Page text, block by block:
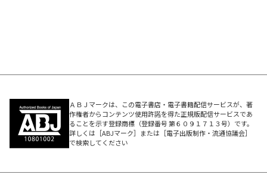
ＡＢＪマークは、この電子書店・電子書籍配信サービスが、著
作権者からコンテンツ使用許諾を得た正規版配信サービスであ
ることを示す登録商標（登録番号 第６０９１７１３号）です。
詳しくは［ABJマーク］または［電子出版制作・流通協議会］
で検索してください